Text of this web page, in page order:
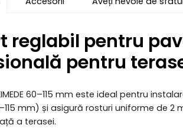
reglabil pentru
pentru
60–115 mm este ideal pentru
mm) și asigură rosturi uniforme de
a terasei.